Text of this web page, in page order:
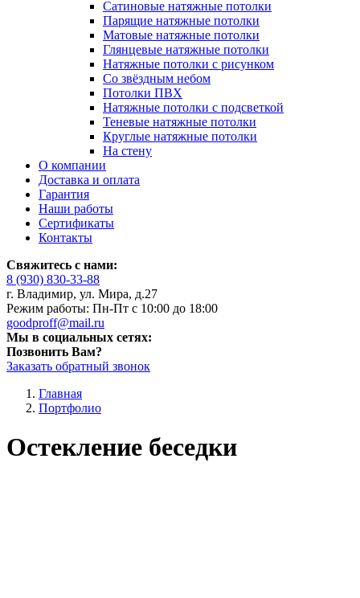
Сатиновые натяжные потолки
Парящие натяжные потолки
Матовые натяжные потолки
Глянцевые натяжные потолки
Натяжные потолки с рисунком
Со звёздным небом
Потолки ПВХ
Натяжные потолки с подсветкой
Теневые натяжные потолки
Круглые натяжные потолки
На стену
О компании
Доставка и оплата
Гарантия
Наши работы
Сертификаты
Контакты
Свяжитесь с нами:
8 (930) 830-33-88
г. Владимир, ул. Мира, д.27
Режим работы: Пн-Пт с 10:00 до 18:00
goodproff@mail.ru
Мы в социальных сетях:
Позвонить Вам?
Заказать обратный звонок
Главная
Портфолио
Остекление беседки